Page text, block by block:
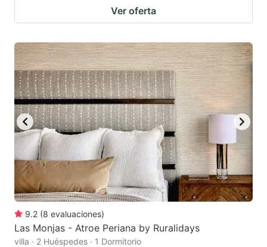
Ver oferta
9.2 (8 evaluaciones)
Las Monjas - Atroe Periana by Ruralidays
villa · 2 Huéspedes · 1 Dormitorio